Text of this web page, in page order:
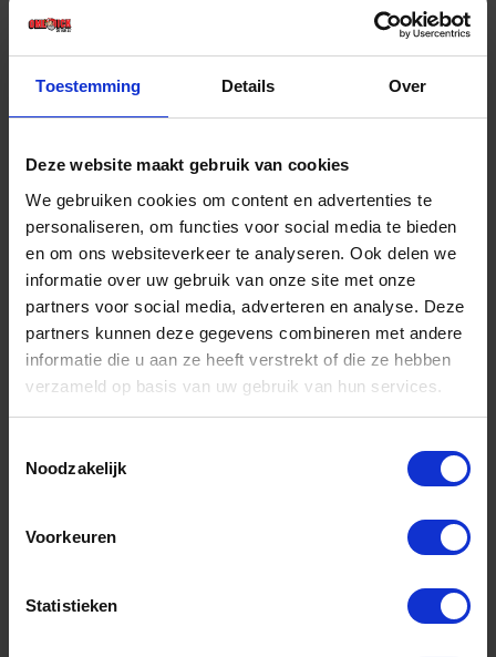
Toestemming Details Over
Deze website maakt gebruik van cookies
We gebruiken cookies om content en advertenties te
personaliseren, om functies voor social media te bieden
en om ons websiteverkeer te analyseren. Ook delen we
informatie over uw gebruik van onze site met onze
partners voor social media, adverteren en analyse. Deze
partners kunnen deze gegevens combineren met andere
informatie die u aan ze heeft verstrekt of die ze hebben
verzameld op basis van uw gebruik van hun services.
Noodzakelijk
Voorkeuren
Statistieken
€ 7,31 incl. BTW
-
Bestel nu!
Niet op voorraad, levertijd 1 tot meerdere werkdagen
Prijs per 1 Stuk